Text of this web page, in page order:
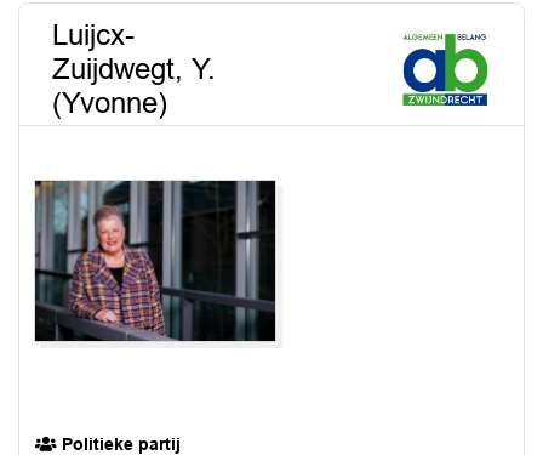
Luijcx-
Zuijdwegt, Y.
(Yvonne)
Politieke partij